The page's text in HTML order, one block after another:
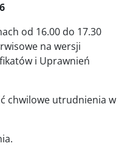
od 16.00 do 17.30
na wersji
i Uprawnień
chwilowe utrudnienia w